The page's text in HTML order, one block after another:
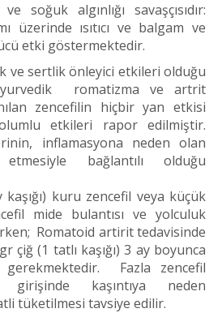
soğuk algınlığı savaşçısıdır:
üzerinde ısıtıcı ve balgam ve
etki göstermektedir.
ve sertlik önleyici etkileri olduğu
romatizma ve artrit
zencefilin hiçbir yan etkisi
etkileri rapor edilmiştir.
inflamasyona neden olan
bağlantılı olduğu
kuru zencefil veya küçük
mide bulantısı ve yolculuk
Romatoid artirit tedavisinde
çiğ (1 tatlı kaşığı) 3 ay boyunca
Fazla zencefil
kaşıntıya neden
tüketilmesi tavsiye edilir.